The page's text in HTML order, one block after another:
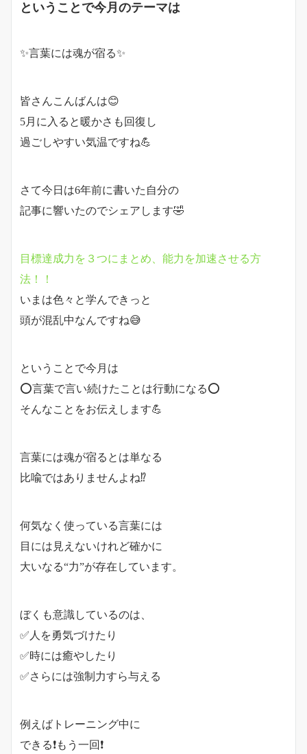
ということで今月のテーマは
✨言葉には魂が宿る✨
皆さんこんばんは😊
5月に入ると暖かさも回復し
過ごしやすい気温ですね💪
さて今日は6年前に書いた自分の
記事に響いたのでシェアします🤣
目標達成力を３つにまとめ、能力を加速させる方
法！！
いまは色々と学んできっと
頭が混乱中なんですね😅
ということで今月は
⭕️言葉で言い続けたことは行動になる⭕️
そんなことをお伝えします💪
言葉には魂が宿るとは単なる
比喩ではありませんよね⁉️
何気なく使っている言葉には
目には見えないけれど確かに
大いなる“力”が存在しています。
ぼくも意識しているのは、
✅人を勇気づけたり
✅時には癒やしたり
✅さらには強制力すら与える
例えばトレーニング中に
できる❗️もう一回❗️